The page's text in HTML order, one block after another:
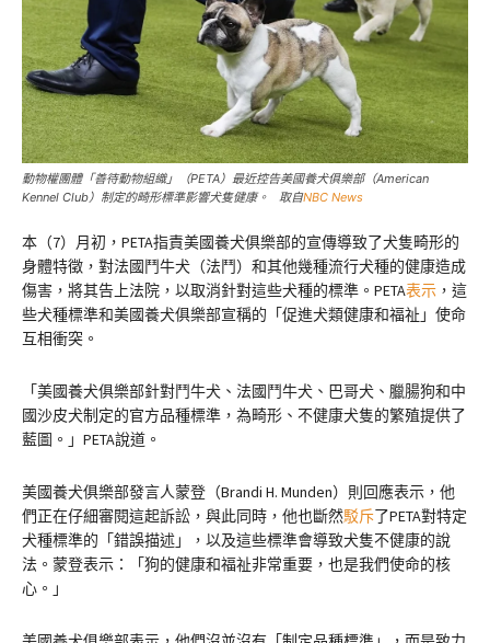
動物權團體「善待動物組織」（PETA）最近控告美國養犬俱樂部（American
Kennel Club）制定的畸形標準影響犬隻健康。 取自NBC News
本（7）月初，PETA指責美國養犬俱樂部的宣傳導致了犬隻畸形的
身體特徵，對法國鬥牛犬（法鬥）和其他幾種流行犬種的健康造成
傷害，將其告上法院，以取消針對這些犬種的標準。PETA表示 ，這
些犬種標準和美國養犬俱樂部宣稱的「促進犬類健康和福祉」使命
互相衝突。
「美國養犬俱樂部針對鬥牛犬、法國鬥牛犬、巴哥犬、臘腸狗和中
國沙皮犬制定的官方品種標準，為畸形、不健康犬隻的繁殖提供了
藍圖。」PETA說道。
美國養犬俱樂部發言人蒙登（Brandi H. Munden）則回應表示，他
們正在仔細審閱這起訴訟，與此同時，他也斷然駁斥了PETA對特定
犬種標準的「錯誤描述」，以及這些標準會導致犬隻不健康的說
法。蒙登表示：「狗的健康和福祉非常重要，也是我們使命的核
心。」